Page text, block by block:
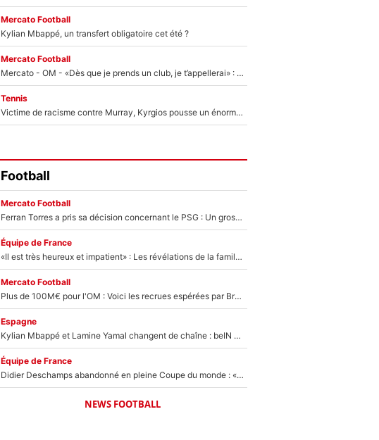
Mercato Football
Kylian Mbappé, un transfert obligatoire cet été ?
Mercato Football
Mercato - OM - «Dès que je prends un club, je t’appellerai» : La promesse de Marcelino au moment de claquer la porte
Tennis
Victime de racisme contre Murray, Kyrgios pousse un énorme coup de gueule !
Football
Mercato Football
Ferran Torres a pris sa décision concernant le PSG : Un gros club étranger prêt à relancer le feuilleton pour la signature du champion du monde 2026 !
Équipe de France
«Il est très heureux et impatient» : Les révélations de la famille Zidane sur sa prise de pouvoir en équipe de France !
Mercato Football
Plus de 100M€ pour l'OM : Voici les recrues espérées par Bruno Genesio et Grégory Lorenzi après l’opération dégraissage
Espagne
Kylian Mbappé et Lamine Yamal changent de chaîne : beIN SPORTS ne digère pas cette décision historique et prédit un fiasco pour la Liga
Équipe de France
Didier Deschamps abandonné en pleine Coupe du monde : «La FFF était déjà passée à Zinedine Zidane»
NEWS FOOTBALL